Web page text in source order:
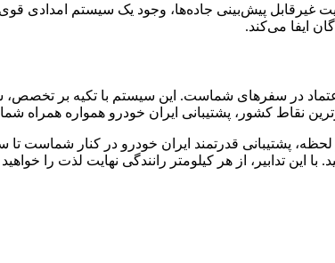
غیرقابل پیش‌بینی جاده‌ها، وجود یک سیستم امدادی
ایفا می‌کند.
در سفرهای شماست. این سیستم با تکیه بر
نقاط کشور، پشتیبانی ایران خودرو همواره همراه
لحظه، پشتیبانی قدرتمند ایران خودرو در کنار
تدابیر، از هر کیلومتر رانندگی نهایت لذت را خواهید